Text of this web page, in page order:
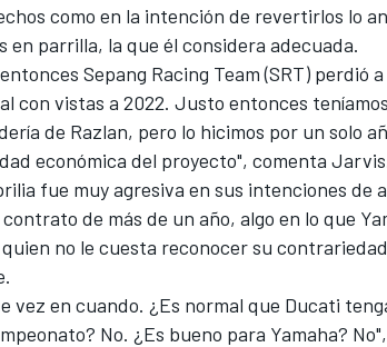
como en la intención de revertirlos lo
parrilla, la que él considera adecuada.
Sepang Racing Team (SRT) perdió
con vistas a 2022. Justo entonces
de Razlan, pero lo hicimos por un solo
económica del proyecto", comenta
fue muy agresiva en sus intenciones de
de más de un año, algo en lo que
no le cuesta reconocer su
vez en cuando. ¿Es normal que Ducati
No. ¿Es bueno para Yamaha?